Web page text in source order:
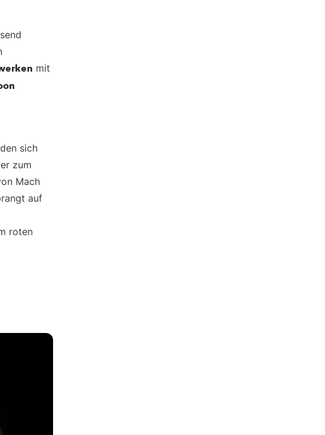
mit
sich
zum
Mach
auf
roten